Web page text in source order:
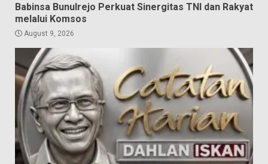
Babinsa Bunulrejo Perkuat Sinergitas TNI dan Rakyat
melalui Komsos
August 9, 2026